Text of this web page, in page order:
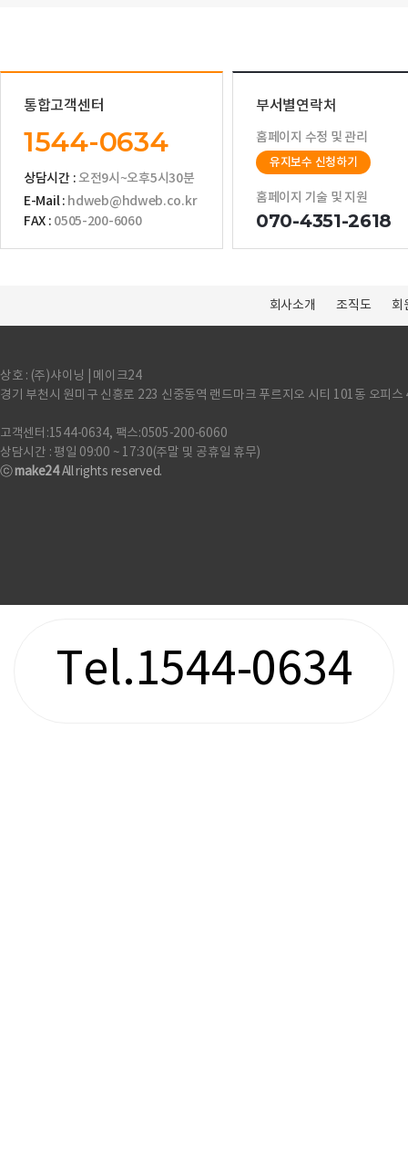
통합고객센터
1544-0634
상담시간 :오전9시~오후5시30분
E-Mail : hdweb@hdweb.co.kr
FAX : 0505-200-6060
부서별연락처
홈페이지 수정 및 관리
유지보수 신청하기
홈페이지 기술 및 지원
070-4351-2618
회사소개 조직도 회
상호 : (주)샤이닝 | 메이크24
경기 부천시 원미구 신흥로 223 신중동역 랜드마크 푸르지오 시티 101동 오피스
고객센터:1544-0634, 팩스:0505-200-6060
상담시간 : 평일 09:00 ~ 17:30(주말 및 공휴일 휴무)
ⓒmake24All rights reserved.
Tel.1544-0634